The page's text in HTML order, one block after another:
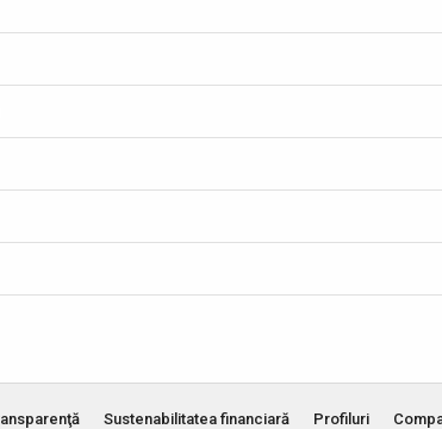
Sustenabilitatea financiară Profiluri